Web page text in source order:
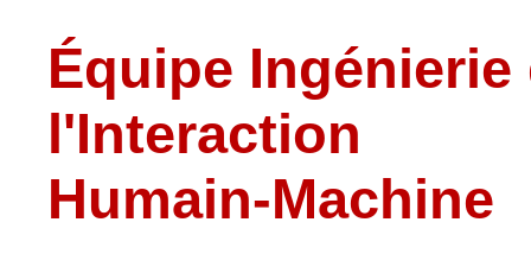
Équipe Ingénierie
l'Interaction
Humain-Machine